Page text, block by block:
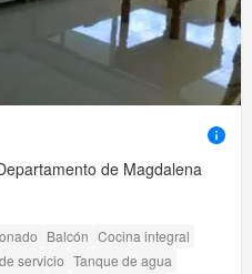
de Magdalena
Balcón Cocina integral
servicio Tanque de agua